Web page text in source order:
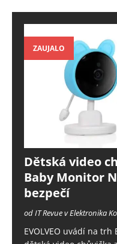
ZAUJALO
Dětská video
Baby Monitor
bezpečí
od IT Revue v Elektronika
EVOLVEO uvádí na trh